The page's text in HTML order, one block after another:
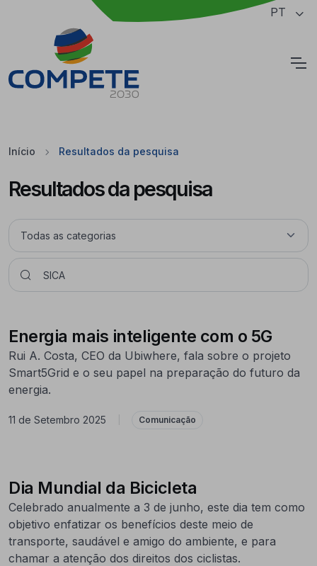
Saltar para o conteúdo principal da página PT
Início Resultados da pesquisa
Resultados da pesquisa
Energia mais inteligente com o 5G
Rui A. Costa, CEO da Ubiwhere, fala sobre o projeto
Smart5Grid e o seu papel na preparação do futuro da
energia.
11 de Setembro 2025 Comunicação
Dia Mundial da Bicicleta
Celebrado anualmente a 3 de junho, este dia tem como
objetivo enfatizar os benefícios deste meio de
transporte, saudável e amigo do ambiente, e para
chamar a atenção dos direitos dos ciclistas.